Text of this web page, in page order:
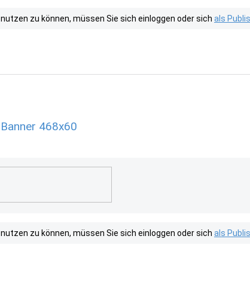
zu können, müssen Sie sich einloggen oder sich als
468x60
zu können, müssen Sie sich einloggen oder sich als